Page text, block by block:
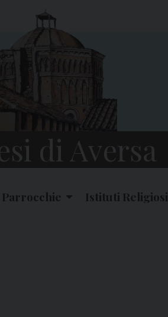
di Aversa
Parrocchie Istituti Religiosi